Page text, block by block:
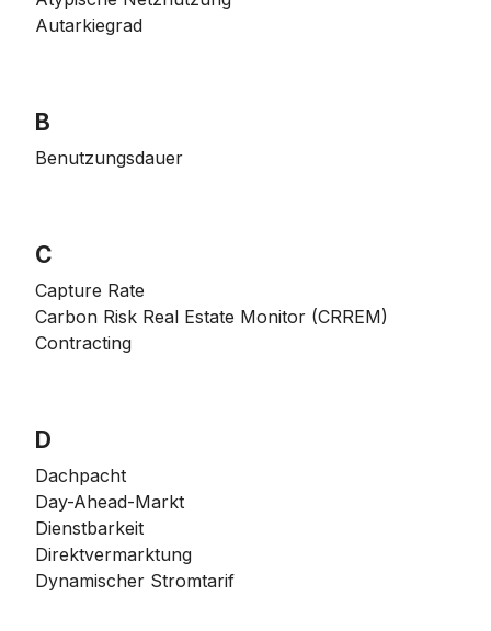
Autarkiegrad
B
Benutzungsdauer
C
Capture Rate
Carbon Risk Real Estate Monitor (CRREM)
Contracting
D
Dachpacht
Day-Ahead-Markt
Dienstbarkeit
Direktvermarktung
Dynamischer Stromtarif